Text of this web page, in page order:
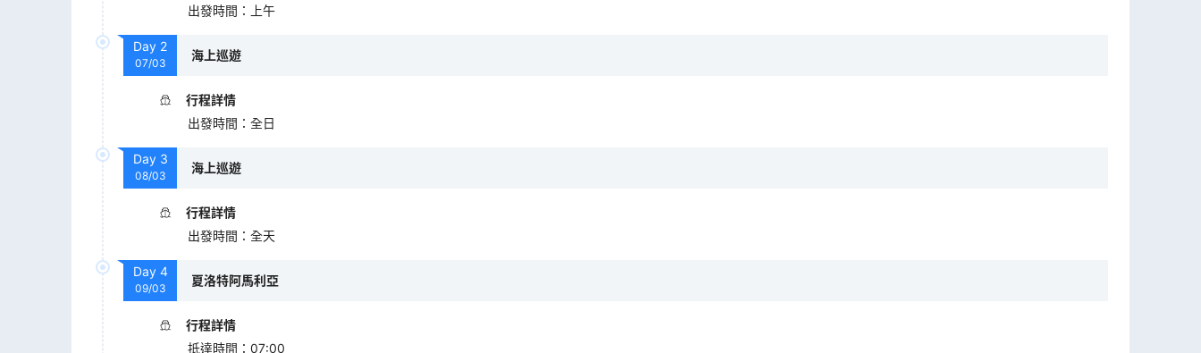
出發時間 ： 上午
Day 2
07/03
海上巡遊
行程詳情
出發時間 ： 全日
Day 3
08/03
海上巡遊
行程詳情
出發時間 ： 全天
Day 4
09/03
夏洛特阿馬利亞
行程詳情
抵達時間 ： 07:00